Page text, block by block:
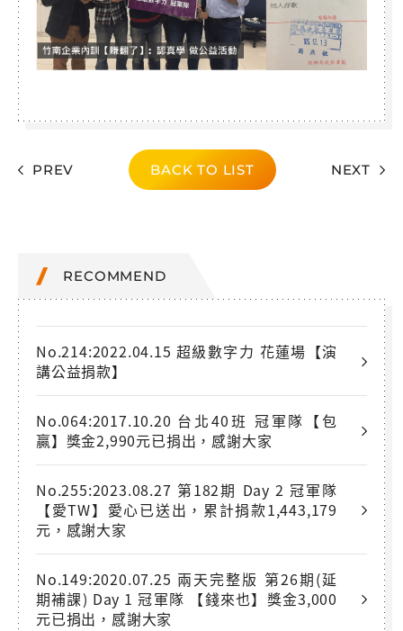
PREV BACK TO LIST NEXT
RECOMMEND
No.214:2022.04.15 超級數字力 花蓮場【演
講公益捐款】
No.064:2017.10.20 台北40班 冠軍隊【包
贏】獎金2,990元已捐出，感謝大家
No.255:2023.08.27 第182期 Day 2 冠軍隊
【愛TW】愛心已送出，累計捐款1,443,179
元，感謝大家
No.149:2020.07.25 兩天完整版 第26期(延
期補課) Day 1 冠軍隊 【錢來也】獎金3,000
元已捐出，感謝大家